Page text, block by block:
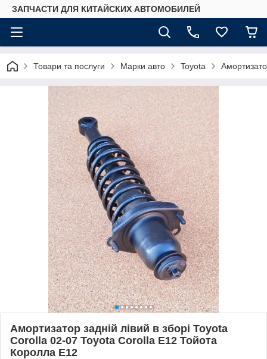
ЗАПЧАСТИ ДЛЯ КИТАЙСКИХ АВТОМОБИЛЕЙ
Товари та послуги Марки авто Toyota
Амортизатор задній лівий в зборі Toyota
Corolla 02-07 Toyota Corolla E12 Тойота
Королла Е12